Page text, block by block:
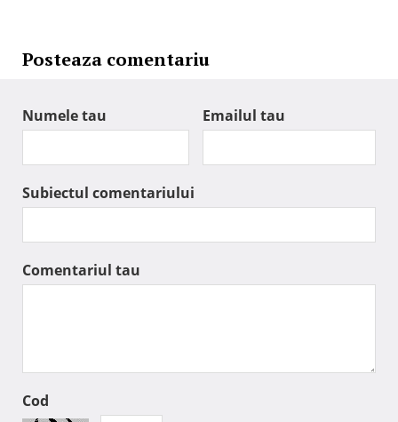
Posteaza comentariu
Numele tau Emailul tau
Subiectul comentariului
Comentariul tau
Cod